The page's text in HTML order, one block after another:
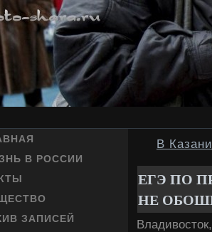
В РОССИИ
ЗАПИСЕЙ
В
ЕГЭ ПО
НЕ